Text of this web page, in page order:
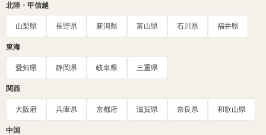
北陸・甲信越
山梨県 長野県 新潟県 富山県 石川県 福井県
東海
愛知県 静岡県 岐阜県 三重県
関西
大阪府 兵庫県 京都府 滋賀県 奈良県 和歌山県
中国